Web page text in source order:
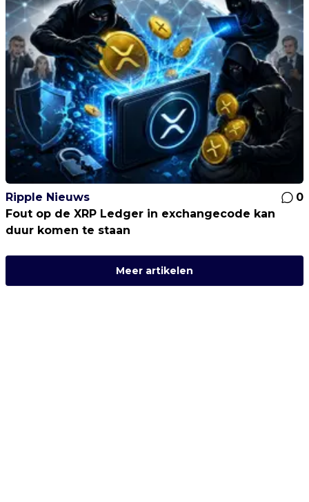
Ripple Nieuws
0
Fout op de XRP Ledger in exchangecode kan
duur komen te staan
Meer artikelen